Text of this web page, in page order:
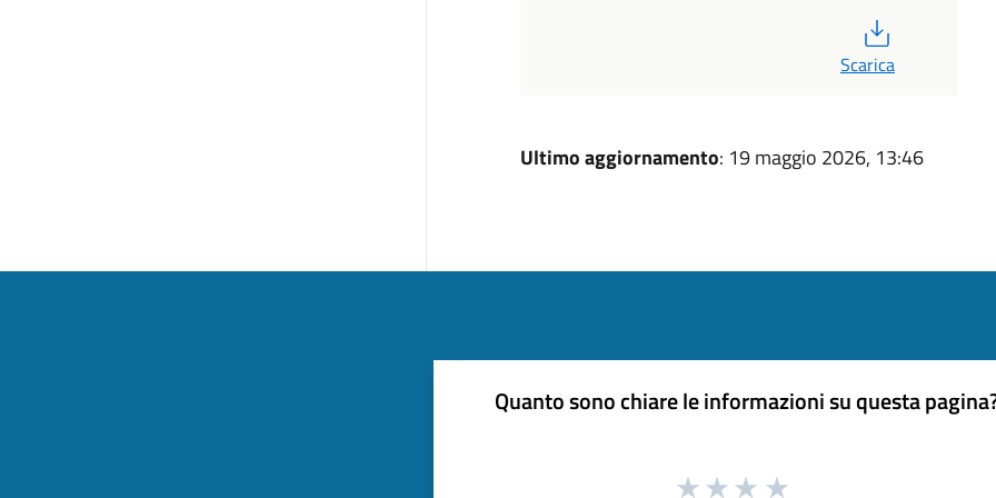
Scarica
Ultimo aggiornamento: 19 maggio 2026, 13:46
Quanto sono chiare le informazioni su questa